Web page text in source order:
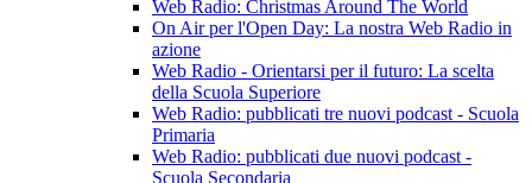
Web Radio: Christmas Around The World
On Air per l'Open Day: La nostra Web Radio in
azione
Web Radio - Orientarsi per il futuro: La scelta
della Scuola Superiore
Web Radio: pubblicati tre nuovi podcast - Scuola
Primaria
Web Radio: pubblicati due nuovi podcast -
Scuola Secondaria